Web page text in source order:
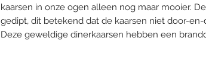
kaarsen in onze ogen alleen nog maar mooier.
gedipt, dit betekend dat de kaarsen niet door-en-
Deze geweldige dinerkaarsen hebben een